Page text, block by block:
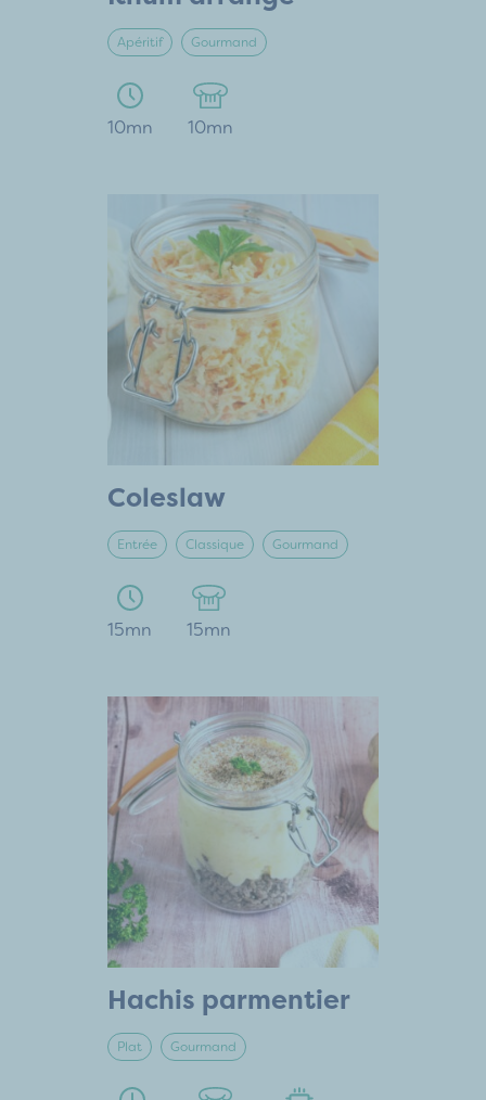
Apéritif Gourmand
10mn 10mn
Coleslaw
Entrée Classique Gourmand
15mn 15mn
Hachis parmentier
Plat Gourmand